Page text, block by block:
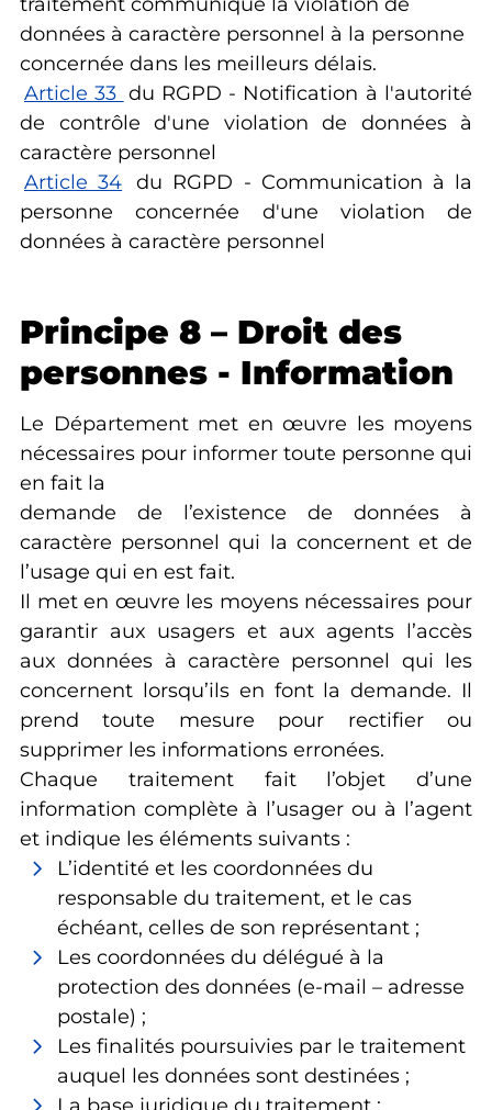
données à caractère personnel à la personne
concernée dans les meilleurs délais.
Article 33 du RGPD - Notification à l'autorité
de contrôle d'une violation de données à
caractère personnel
Article 34 du RGPD - Communication à la
personne concernée d'une violation de
données à caractère personnel
Principe 8 – Droit des
personnes - Information
Le Département met en œuvre les moyens
nécessaires pour informer toute personne qui
en fait la
demande de l’existence de données à
caractère personnel qui la concernent et de
l’usage qui en est fait.
Il met en œuvre les moyens nécessaires pour
garantir aux usagers et aux agents l’accès
aux données à caractère personnel qui les
concernent lorsqu’ils en font la demande. Il
prend toute mesure pour rectifier ou
supprimer les informations erronées.
Chaque traitement fait l’objet d’une
information complète à l’usager ou à l’agent
et indique les éléments suivants :
L’identité et les coordonnées du
responsable du traitement, et le cas
échéant, celles de son représentant ;
Les coordonnées du délégué à la
protection des données (e-mail – adresse
postale) ;
Les finalités poursuivies par le traitement
auquel les données sont destinées ;